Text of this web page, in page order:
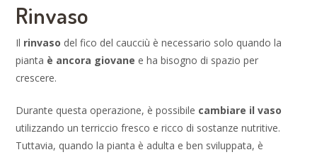
Rinvaso
Il rinvaso del fico del caucciù è necessario solo quando la
pianta è ancora giovane e ha bisogno di spazio per
crescere.
Durante questa operazione, è possibile cambiare il vaso
utilizzando un terriccio fresco e ricco di sostanze nutritive.
Tuttavia, quando la pianta è adulta e ben sviluppata, è